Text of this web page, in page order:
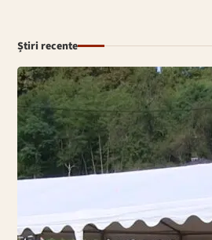
Știri recente